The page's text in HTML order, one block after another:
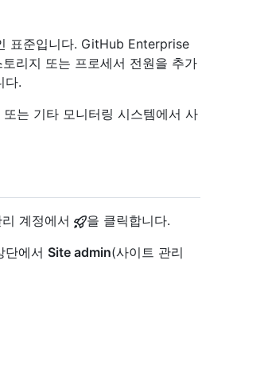
표준입니다. GitHub Enterprise
리지 또는 프로세서 전원을 추가
다.
는 기타 모니터링 시스템에서 사
계정에서
을 클릭합니다.
단에서 Site admin(사이트 관리